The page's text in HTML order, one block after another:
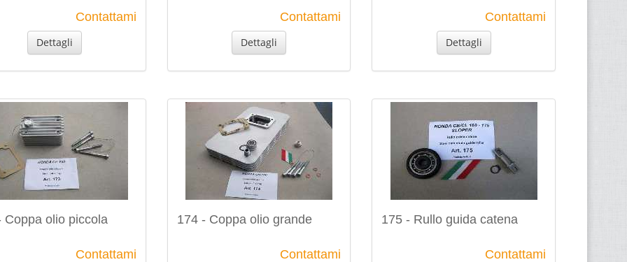
Contattami
Dettagli
Contattami
Dettagli
Contattami
Dettagli
Coppa olio piccola
Contattami
174 - Coppa olio grande
Contattami
175 - Rullo guida catena
Contattami